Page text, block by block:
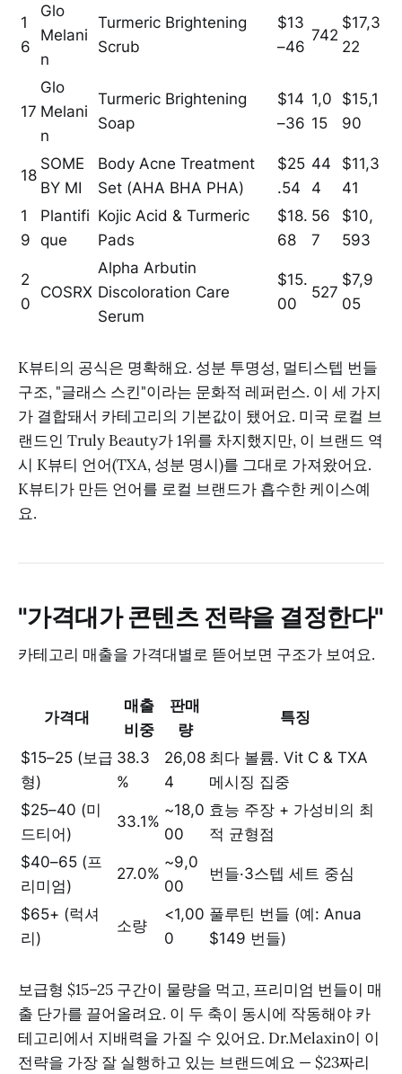
1
6
Glo
Melani
n
Turmeric Brightening
Scrub
$13
–46
742
$17,3
22
17
Glo
Melani
n
Turmeric Brightening
Soap
$14
–36
1,0
15
$15,1
90
18
SOME
BY MI
Body Acne Treatment
Set (AHA BHA PHA)
$25
.54
44
4
$11,3
41
1
9
Plantifi
que
Kojic Acid & Turmeric
Pads
$18.
68
56
7
$10,
593
2
0
COSRX
Alpha Arbutin
Discoloration Care
Serum
$15.
00
527
$7,9
05
K뷰티의 공식은 명확해요. 성분 투명성, 멀티스텝 번들
구조, "글래스 스킨"이라는 문화적 레퍼런스. 이 세 가지
가 결합돼서 카테고리의 기본값이 됐어요. 미국 로컬 브
랜드인 Truly Beauty가 1위를 차지했지만, 이 브랜드 역
시 K뷰티 언어(TXA, 성분 명시)를 그대로 가져왔어요.
K뷰티가 만든 언어를 로컬 브랜드가 흡수한 케이스예
요.
"가격대가 콘텐츠 전략을 결정한다"
카테고리 매출을 가격대별로 뜯어보면 구조가 보여요.
가격대
매출
비중
판매
량
특징
$15–25 (보급
형)
38.3
%
26,08
4
최다 볼륨. Vit C & TXA
메시징 집중
$25–40 (미
드티어)
33.1%
~18,0
00
효능 주장 + 가성비의 최
적 균형점
$40–65 (프
리미엄)
27.0%
~9,0
00
번들·3스텝 세트 중심
$65+ (럭셔
리)
소량
<1,00
0
풀루틴 번들 (예: Anua
$149 번들)
보급형 $15–25 구간이 물량을 먹고, 프리미엄 번들이 매
출 단가를 끌어올려요. 이 두 축이 동시에 작동해야 카
테고리에서 지배력을 가질 수 있어요. Dr.Melaxin이 이
전략을 가장 잘 실행하고 있는 브랜드예요 — $23짜리